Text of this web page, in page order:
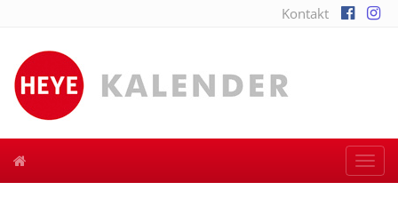
Kontakt